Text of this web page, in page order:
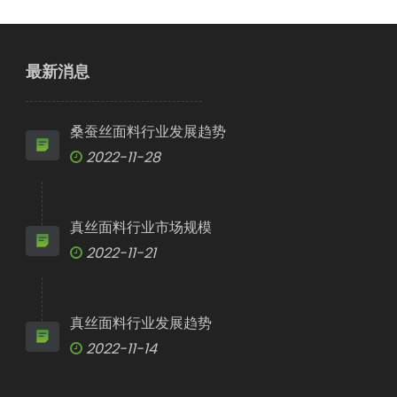
最新消息
桑蚕丝面料行业发展趋势
2022-11-28
真丝面料行业市场规模
2022-11-21
真丝面料行业发展趋势
2022-11-14